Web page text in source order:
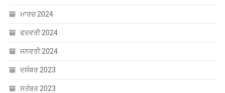
ਮਾਰਚ 2024
ਫਰਵਰੀ 2024
ਜਨਵਰੀ 2024
ਦਸੰਬਰ 2023
ਸਤੰਬਰ 2023